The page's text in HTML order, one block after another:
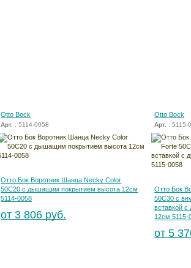
Otto Bock
Арт. : 5114-0058
Отто Бок Воротник Шанца Necky Color
50С20 с дышащим покрытием высота 12см
5114-0058
от 3 806 руб.
Otto Bock
Арт. : 5115-
Отто Бок
50С30 с
вставкой
12см 5115-
от 5